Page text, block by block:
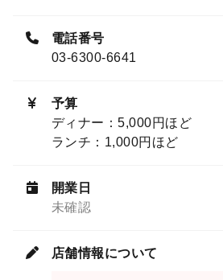
電話番号
03-6300-6641
予算
ディナー：5,000円ほど
ランチ：1,000円ほど
開業日
未確認
店舗情報について